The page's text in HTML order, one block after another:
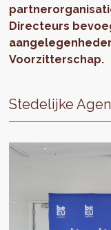
Directeurs
Voorzitterschap.
Stedelijke